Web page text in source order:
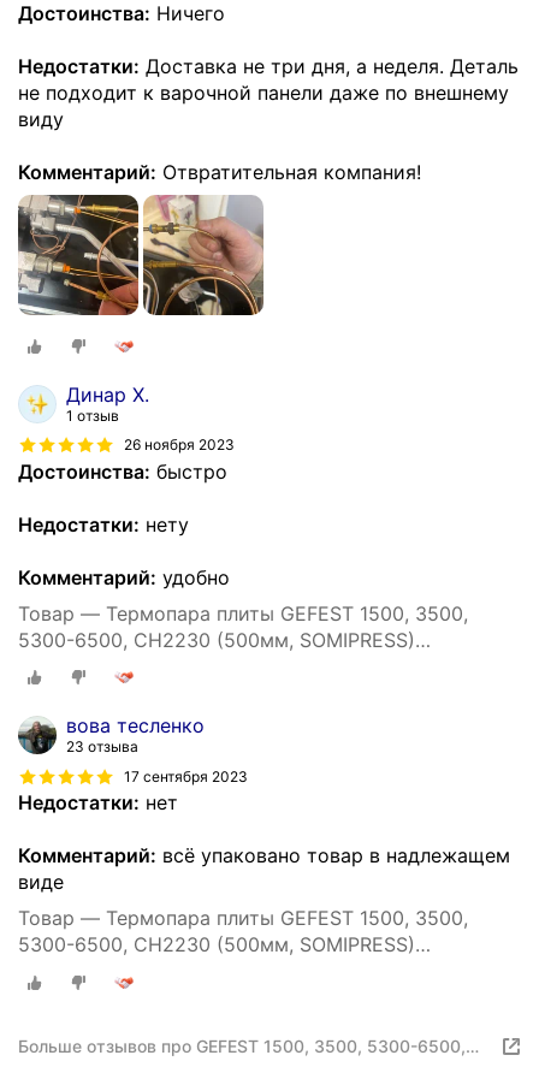
Достоинства: Ничего
Недостатки: Доставка не три дня, а неделя. Деталь
не подходит к варочной панели даже по внешнему
виду
Комментарий: Отвратительная компания!
Динар Х.
1 отзыв
26 ноября 2023
Достоинства: быстро
Недостатки: нету
Комментарий: удобно
Товар — Термопара плиты GEFEST 1500, 3500,
5300-6500, СН2230 (500мм, SOMIPRESS)
Т100/1262С-500
вова тесленко
23 отзыва
17 сентября 2023
Недостатки: нет
Комментарий: всё упаковано товар в надлежащем
виде
Товар — Термопара плиты GEFEST 1500, 3500,
5300-6500, СН2230 (500мм, SOMIPRESS)
Т100/1262С-500
Больше отзывов про GEFEST 1500, 3500, 5300-6500,